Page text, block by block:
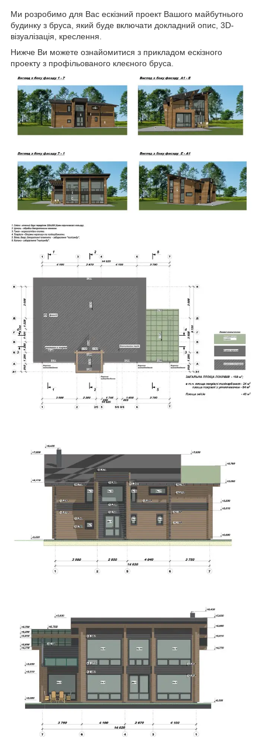
Ми розробимо для Вас ескізний проект Вашого майбутнього
будинку з бруса, який буде включати докладний опис, 3D-
візуалізація, креслення.
Нижче Ви можете ознайомитися з прикладом ескізного
проекту з профільованого клеєного бруса.